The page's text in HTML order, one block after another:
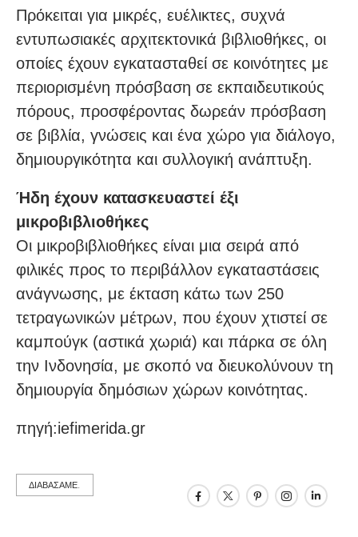
Πρόκειται για μικρές, ευέλικτες, συχνά
εντυπωσιακές αρχιτεκτονικά βιβλιοθήκες, οι
οποίες έχουν εγκατασταθεί σε κοινότητες με
περιορισμένη πρόσβαση σε εκπαιδευτικούς
πόρους, προσφέροντας δωρεάν πρόσβαση
σε βιβλία, γνώσεις και ένα χώρο για διάλογο,
δημιουργικότητα και συλλογική ανάπτυξη.
Ήδη έχουν κατασκευαστεί έξι
μικροβιβλιοθήκες
Οι μικροβιβλιοθήκες είναι μια σειρά από
φιλικές προς το περιβάλλον εγκαταστάσεις
ανάγνωσης, με έκταση κάτω των 250
τετραγωνικών μέτρων, που έχουν χτιστεί σε
καμπούγκ (αστικά χωριά) και πάρκα σε όλη
την Ινδονησία, με σκοπό να διευκολύνουν τη
δημιουργία δημόσιων χώρων κοινότητας.
πηγή:iefimerida.gr
ΔΙΑΒΑΣΑΜΕ.